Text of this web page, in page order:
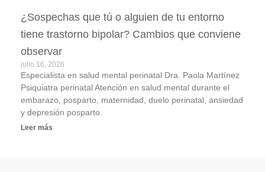
¿Sospechas que tú o alguien de tu entorno
tiene trastorno bipolar? Cambios que conviene
observar
julio 16, 2026
Especialista en salud mental perinatal Dra. Paola Martínez
Psiquiatra perinatal Atención en salud mental durante el
embarazo, posparto, maternidad, duelo perinatal, ansiedad
y depresión posparto.
Leer más